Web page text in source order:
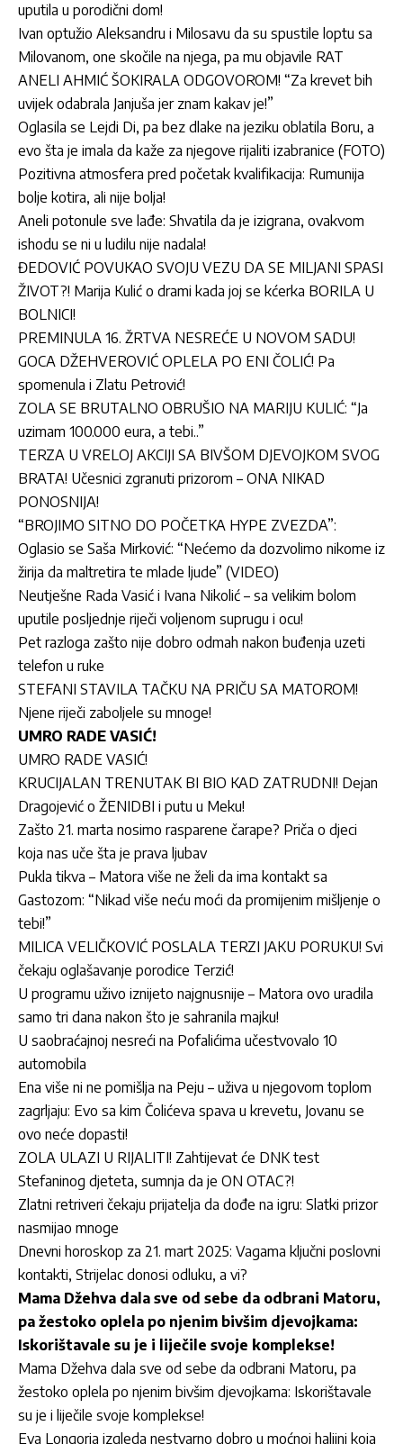
uputila u porodični dom!
Ivan optužio Aleksandru i Milosavu da su spustile loptu sa
Milovanom, one skočile na njega, pa mu objavile RAT
ANELI AHMIĆ ŠOKIRALA ODGOVOROM! “Za krevet bih
uvijek odabrala Janjuša jer znam kakav je!”
Oglasila se Lejdi Di, pa bez dlake na jeziku oblatila Boru, a
evo šta je imala da kaže za njegove rijaliti izabranice (FOTO)
Pozitivna atmosfera pred početak kvalifikacija: Rumunija
bolje kotira, ali nije bolja!
Aneli potonule sve lađe: Shvatila da je izigrana, ovakvom
ishodu se ni u ludilu nije nadala!
ĐEDOVIĆ POVUKAO SVOJU VEZU DA SE MILJANI SPASI
ŽIVOT?! Marija Kulić o drami kada joj se kćerka BORILA U
BOLNICI!
PREMINULA 16. ŽRTVA NESREĆE U NOVOM SADU!
GOCA DŽEHVEROVIĆ OPLELA PO ENI ČOLIĆ! Pa
spomenula i Zlatu Petrović!
ZOLA SE BRUTALNO OBRUŠIO NA MARIJU KULIĆ: “Ja
uzimam 100.000 eura, a tebi..”
TERZA U VRELOJ AKCIJI SA BIVŠOM DJEVOJKOM SVOG
BRATA! Učesnici zgranuti prizorom – ONA NIKAD
PONOSNIJA!
“BROJIMO SITNO DO POČETKA HYPE ZVEZDA”:
Oglasio se Saša Mirković: “Nećemo da dozvolimo nikome iz
žirija da maltretira te mlade ljude” (VIDEO)
Neutješne Rada Vasić i Ivana Nikolić – sa velikim bolom
uputile posljednje riječi voljenom suprugu i ocu!
Pet razloga zašto nije dobro odmah nakon buđenja uzeti
telefon u ruke
STEFANI STAVILA TAČKU NA PRIČU SA MATOROM!
Njene riječi zaboljele su mnoge!
UMRO RADE VASIĆ!
UMRO RADE VASIĆ!
KRUCIJALAN TRENUTAK BI BIO KAD ZATRUDNI! Dejan
Dragojević o ŽENIDBI i putu u Meku!
Zašto 21. marta nosimo rasparene čarape? Priča o djeci
koja nas uče šta je prava ljubav
Pukla tikva – Matora više ne želi da ima kontakt sa
Gastozom: “Nikad više neću moći da promijenim mišljenje o
tebi!”
MILICA VELIČKOVIĆ POSLALA TERZI JAKU PORUKU! Svi
čekaju oglašavanje porodice Terzić!
U programu uživo iznijeto najgnusnije – Matora ovo uradila
samo tri dana nakon što je sahranila majku!
U saobraćajnoj nesreći na Pofalićima učestvovalo 10
automobila
Ena više ni ne pomišlja na Peju – uživa u njegovom toplom
zagrljaju: Evo sa kim Čolićeva spava u krevetu, Jovanu se
ovo neće dopasti!
ZOLA ULAZI U RIJALITI! Zahtijevat će DNK test
Stefaninog djeteta, sumnja da je ON OTAC?!
Zlatni retriveri čekaju prijatelja da dođe na igru: Slatki prizor
nasmijao mnoge
Dnevni horoskop za 21. mart 2025: Vagama ključni poslovni
kontakti, Strijelac donosi odluku, a vi?
Mama Džehva dala sve od sebe da odbrani Matoru,
pa žestoko oplela po njenim bivšim djevojkama:
Iskorištavale su je i liječile svoje komplekse!
Mama Džehva dala sve od sebe da odbrani Matoru, pa
žestoko oplela po njenim bivšim djevojkama: Iskorištavale
su je i liječile svoje komplekse!
Eva Longoria izgleda nestvarno dobro u moćnoj haljini koja